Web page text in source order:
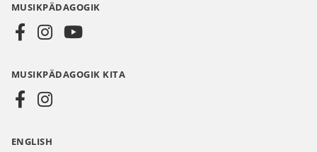
Social
Media
DE
MUSIKPÄDAGOGIK
MUSIKPÄDAGOGIK KITA
ENGLISH